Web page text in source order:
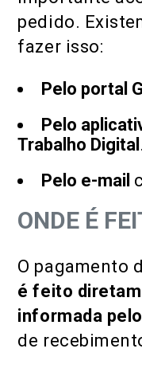
pedido.
fazer isso:
Pelo portal
Pelo
Trabalho Digital .
Pelo e-mail
ONDE É
O pagamento
é feito
informada
de